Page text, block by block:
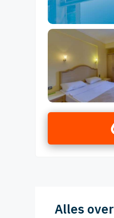
Alles over